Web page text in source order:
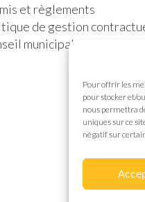
Pour offrir les
pour stocker et/
nous permettra
uniques sur ce
négatif sur
et règlements
de gestion
municipal